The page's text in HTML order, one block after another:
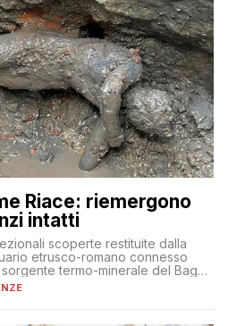
Riace: riemergono
intatti
scoperte restituite dalla
etrusco-romano connesso
termo-minerale del Bagno